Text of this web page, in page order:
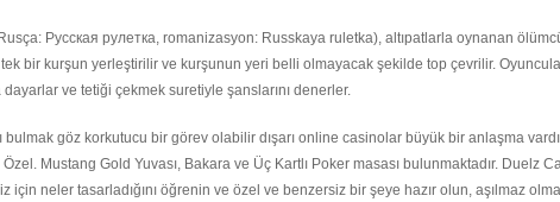
Русская рулетка, romanizasyon: Russkaya ruletka), altıpatlarla oynanan
bir kurşun yerleştirilir ve kurşunun yeri belli olmayacak şekilde top çevrilir.
dayarlar ve tetiği çekmek suretiyle şanslarını denerler.
bulmak göz korkutucu bir görev olabilir dışarı online casinolar büyük bir anlaşma
Mustang Gold Yuvası, Bakara ve Üç Kartlı Poker masası bulunmaktadır. Duelz
için neler tasarladığını öğrenin ve özel ve benzersiz bir şeye hazır olun, aşılmaz